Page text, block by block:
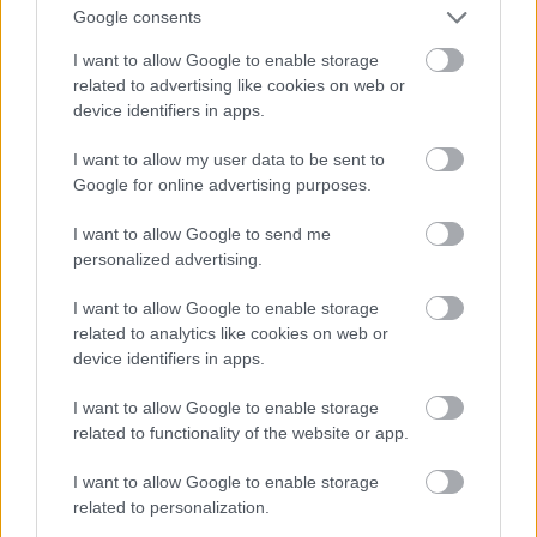
Google consents
I want to allow Google to enable storage
related to advertising like cookies on web or
device identifiers in apps.
I want to allow my user data to be sent to
Google for online advertising purposes.
I want to allow Google to send me
personalized advertising.
I want to allow Google to enable storage
related to analytics like cookies on web or
device identifiers in apps.
I want to allow Google to enable storage
related to functionality of the website or app.
I want to allow Google to enable storage
related to personalization.
Demjén Ferenc
Fújom a dalt
PEPITA 1977
SLPX 17535
Digital Scream
Hé várj
ARÉNA Records
SLPX 17685
DINAMIT
Dire Straits
On Every Street
Disco Dancin' - 14
Original Hits
Holland B.V.
‎1978
5C 056-26040
Shostakovich
Symphony Nr. 13
Op. 113
33CM-02905
33CM-02906
asszony
1977